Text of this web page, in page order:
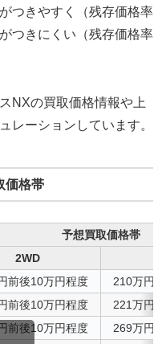
つきやすく（残存価格率
つきにくい（残存価格率
NXの買取価格情報や上
レーションしています。
価格帯
予想買取価格帯
2WD
前後10万円程度
210万円
前後10万円程度
221万円
前後10万円程度
269万円